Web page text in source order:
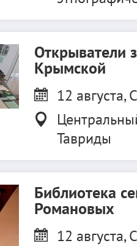
Открыватели
Крымской
12 августа,
Тавриды
Библиотека
Романовых
12 августа,